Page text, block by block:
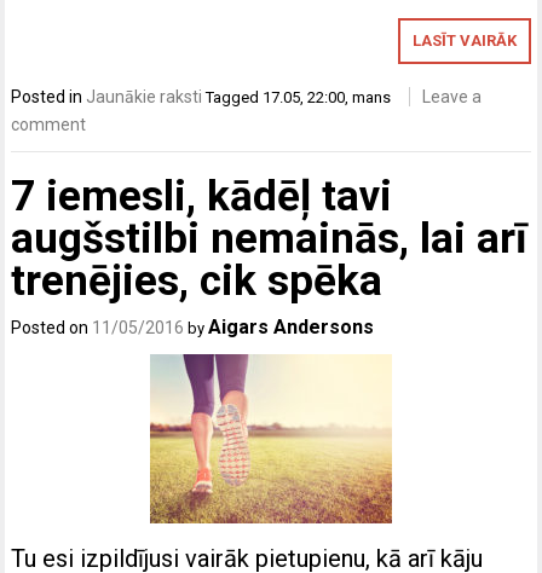
LASĪT VAIRĀK
Posted in Jaunākie raksti Tagged 17.05 ,22:00 ,mans
Leave a
comment
7 iemesli, kādēļ tavi
augšstilbi nemainās, lai arī
trenējies, cik spēka
Posted on 11/05/2016 byAigars Andersons
Tu esi izpildījusi vairāk pietupienu, kā arī kāju